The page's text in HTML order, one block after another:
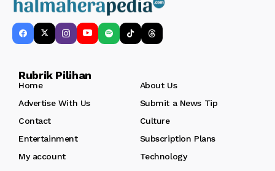
Rubrik Pilihan
Home
About Us
Advertise With Us
Submit a News Tip
Contact
Culture
Entertainment
Subscription Plans
My account
Technology